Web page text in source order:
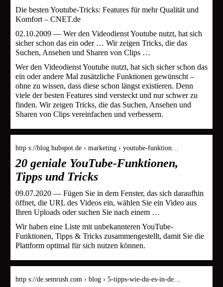
Die besten Youtube-Tricks: Features für mehr Qualität und
Komfort – CNET.de
02.10.2009 — Wer den Videodienst Youtube nutzt, hat sich
sicher schon das ein oder … Wir zeigen Tricks, die das
Suchen, Ansehen und Sharen von Clips …
Wer den Videodienst Youtube nutzt, hat sich sicher schon das
ein oder andere Mal zusätzliche Funktionen gewünscht –
ohne zu wissen, dass diese schon längst existieren. Denn
viele der besten Features sind versteckt und nur schwer zu
finden. Wir zeigen Tricks, die das Suchen, Ansehen und
Sharen von Clips vereinfachen und verbessern.
http s://blog.hubspot.de › marketing › youtube-funktion…
20 geniale YouTube-Funktionen,
Tipps und Tricks
09.07.2020 — Fügen Sie in dem Fenster, das sich daraufhin
öffnet, die URL des Videos ein, wählen Sie ein Video aus
Ihren Uploads oder suchen Sie nach einem …
Wir haben eine Liste mit unbekannteren YouTube-
Funktionen, Tipps & Tricks zusammengestellt, damit Sie die
Plattform optimal für sich nutzen können.
http s://de.semrush.com › blog › 5-tipps-wie-du-es-in-de…